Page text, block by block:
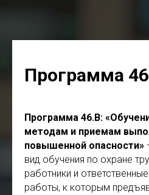
Программа
Программа 46.В:
методам и приемам
повышенной опасности»
вид обучения по охране
работники и
работы, к которым